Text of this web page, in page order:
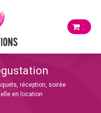
:
réception, soirée
en location